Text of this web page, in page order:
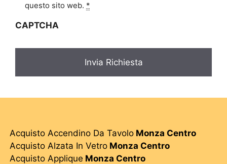
a
y
questo sito web. *
CAPTCHA
Acquisto Accendino Da Tavolo Monza Centro
Acquisto Alzata In Vetro Monza Centro
Acquisto Applique Monza Centro